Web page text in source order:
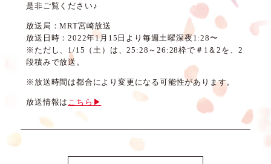
是非ご覧ください♪
放送局：MRT宮崎放送
放送日時：2022年1月15日より毎週土曜深夜1:28〜
※ただし、1/15（土）は、25:28～26:28枠で＃1＆2を、2
段積みで放送。
※放送時間は都合により変更になる可能性があります。
放送情報は こちら▶︎